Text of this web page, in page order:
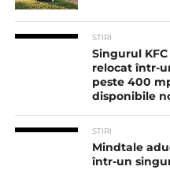
STIRI
Singurul
relocat într-
peste 400
disponibile
STIRI
Mindtale
într-un